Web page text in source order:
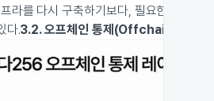
라를 다시 구축하기보다, 필요한 기능
다.3.2. 오프체인 통제(Offchain